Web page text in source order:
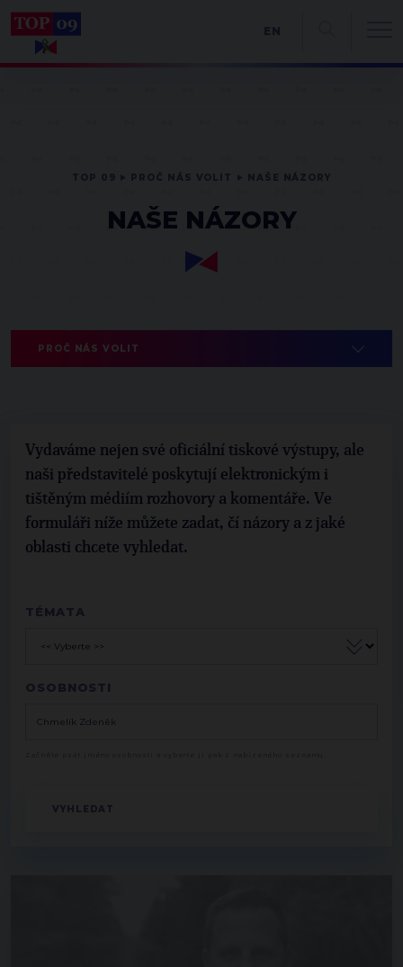
NAŠE NÁZORY
PROČ NÁS VOLIT
Vydaváme nejen své oficiální tiskové výstupy, ale
naši představitelé poskytují elektronickým i
tištěným médiím rozhovory a komentáře. Ve
formuláři níže můžete zadat, čí názory a z jaké
oblasti chcete vyhledat.
TÉMATA
OSOBNOSTI